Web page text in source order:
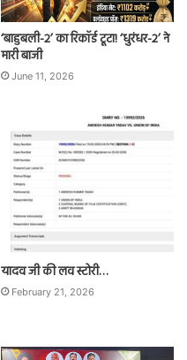
‘बाहुबली-2’ का रिकॉर्ड टूटा! ‘धुरंधर-2’ ने
मारी बाजी
June 11, 2026
यादव जी की लव स्टोरी…
February 21, 2026